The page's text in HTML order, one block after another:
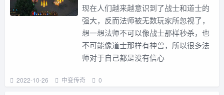
现在人们越来越意识到了战士和道士的
强大，反而法师被无数玩家所忽视了，
想一想法师不可以像战士那样秒杀，也
不可能像道士那样有神兽，所以很多法
师对于自己都是没有信心
2022-10-26 中变传奇 0